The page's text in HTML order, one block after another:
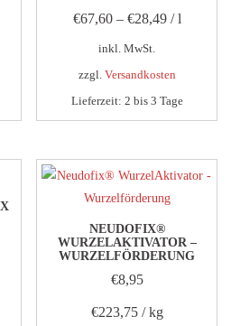
€67,60– €28,49/l
inkl. MwSt.
zzgl. Versandkosten
Lieferzeit: 2 bis 3 Tage
weist
mehrere
auf.
Die
Optionen
können
NEUDOFIX®
WURZELAKTIVATOR –
WURZELFÖRDERUNG
€8,95
€223,75/kg